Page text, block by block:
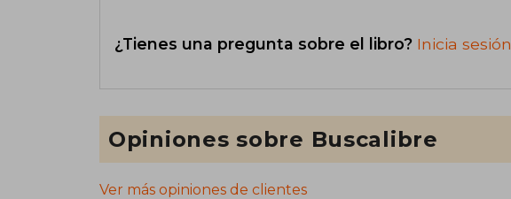
¿Tienes una pregunta sobre el libro? Inicia sesión
Opiniones sobre Buscalibre
Ver más opiniones de clientes